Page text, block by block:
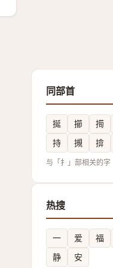
同部首
挻 擳 㨚
持
摫 揜
与「扌」部相关的字
热搜
一 爱 福
静
安